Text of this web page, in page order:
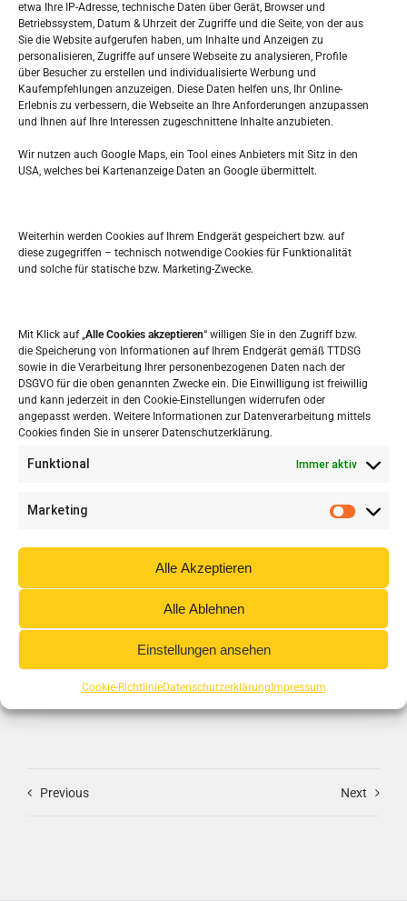
etwa Ihre IP-Adresse, technische Daten über Gerät, Browser und
Betriebssystem, Datum & Uhrzeit der Zugriffe und die Seite, von der aus
Sie die Website aufgerufen haben, um Inhalte und Anzeigen zu
personalisieren, Zugriffe auf unsere Webseite zu analysieren, Profile
über Besucher zu erstellen und individualisierte Werbung und
Kaufempfehlungen anzuzeigen. Diese Daten helfen uns, Ihr Online-
Erlebnis zu verbessern, die Webseite an Ihre Anforderungen anzupassen
und Ihnen auf Ihre Interessen zugeschnittene Inhalte anzubieten.
Wir nutzen auch Google Maps, ein Tool eines Anbieters mit Sitz in den
USA, welches bei Kartenanzeige Daten an Google übermittelt.
Weiterhin werden Cookies auf Ihrem Endgerät gespeichert bzw. auf
diese zugegriffen – technisch notwendige Cookies für Funktionalität
und solche für statische bzw. Marketing-Zwecke.
Mit Klick auf „Alle Cookies akzeptieren“ willigen Sie in den Zugriff bzw.
die Speicherung von Informationen auf Ihrem Endgerät gemäß TTDSG
sowie in die Verarbeitung Ihrer personenbezogenen Daten nach der
DSGVO für die oben genannten Zwecke ein. Die Einwilligung ist freiwillig
und kann jederzeit in den Cookie-Einstellungen widerrufen oder
angepasst werden. Weitere Informationen zur Datenverarbeitung mittels
Cookies finden Sie in unserer Datenschutzerklärung.
Funktional Immer aktiv
Marketing
Alle Akzeptieren
Alle Ablehnen
Einstellungen ansehen
Cookie-RichtlinieDatenschutzerklärung Impressum
About the Author
BUY AVADA NOW
Subscribe Today
Subscribe to our monthly newsletter to receive all of
SUBSCRIBE
Previous Next